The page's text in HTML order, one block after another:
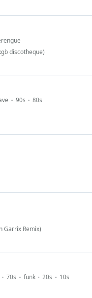
discotheque)
90s
80s
Garrix Remix)
70s funk 20s
10s